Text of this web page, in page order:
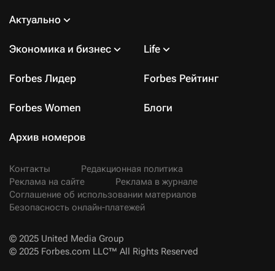
Актуально
Экономика и бизнес Life
Forbes Лидер Forbes Рейтинг
Forbes Women Блоги
Архив номеров
Контакты
Редакционная политика
Реклама на сайте
Реклама в журнале
Соглашение об использовании материалов
Безопасность онлайн-платежей
© 2025 United Media Group
© 2025 Forbes.com LLC™ All Rights Reserved